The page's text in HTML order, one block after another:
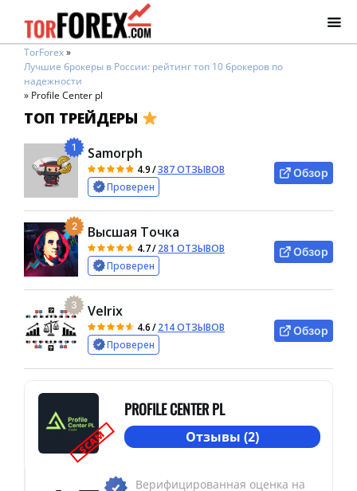
TorForex»
Лучшие брокеры в России: рейтинг топ 10 брокеров по
надежности
» Profile Center pl
ТОП ТРЕЙДЕРЫ
1 Samorph
4.9/387 ОТЗЫВОВ
Проверен
Обзор
2 Высшая Точка
4.7/281 ОТЗЫВОВ
Проверен
Обзор
3 Velrix
4.6/214 ОТЗЫВОВ
Проверен
Обзор
SCAM
PROFILE CENTER PL
Отзывы (2)
Верифицированная оценка на